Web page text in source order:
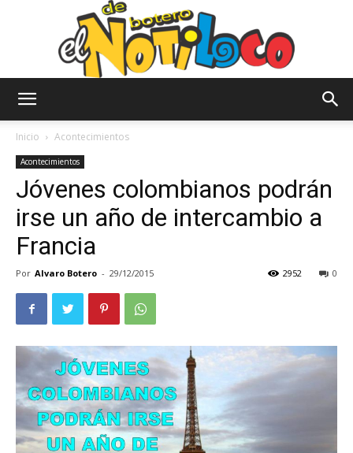
Notiloco
Inicio Acontecimientos
Acontecimientos
Jóvenes colombianos podrán
irse un año de intercambio a
Francia
Por Alvaro Botero - 29/12/2015 0
2952